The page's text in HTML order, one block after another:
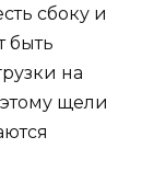
сбоку и
быть
на
щели